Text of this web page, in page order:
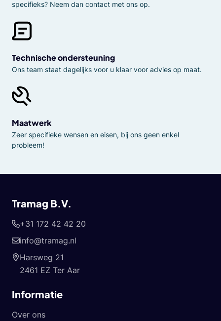
specifieks? Neem dan contact met ons op.
Technische ondersteuning
Ons team staat dagelijks voor u klaar voor advies op maat.
Maatwerk
Zeer specifieke wensen en eisen, bij ons geen enkel
probleem!
Tramag B.V.
+31 172 42 42 20
info@tramag.nl
Harsweg 21
2461 EZ Ter Aar
Informatie
Over ons